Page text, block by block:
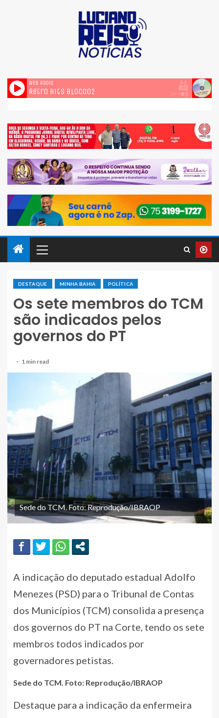
DESTAQUE MINHA BAHIA POLÍTICA
Os sete membros do TCM
são indicados pelos
governos do PT
1 min read
Sede do TCM. Foto: Reprodução/IBRAOP
A indicação do deputado estadual Adolfo
Menezes (PSD) para o Tribunal de Contas
dos Municípios (TCM) consolida a presença
dos governos do PT na Corte, tendo os sete
membros todos indicados por
governadores petistas.
Sede do TCM. Foto: Reprodução/IBRAOP
Destaque para a indicação da enfermeira